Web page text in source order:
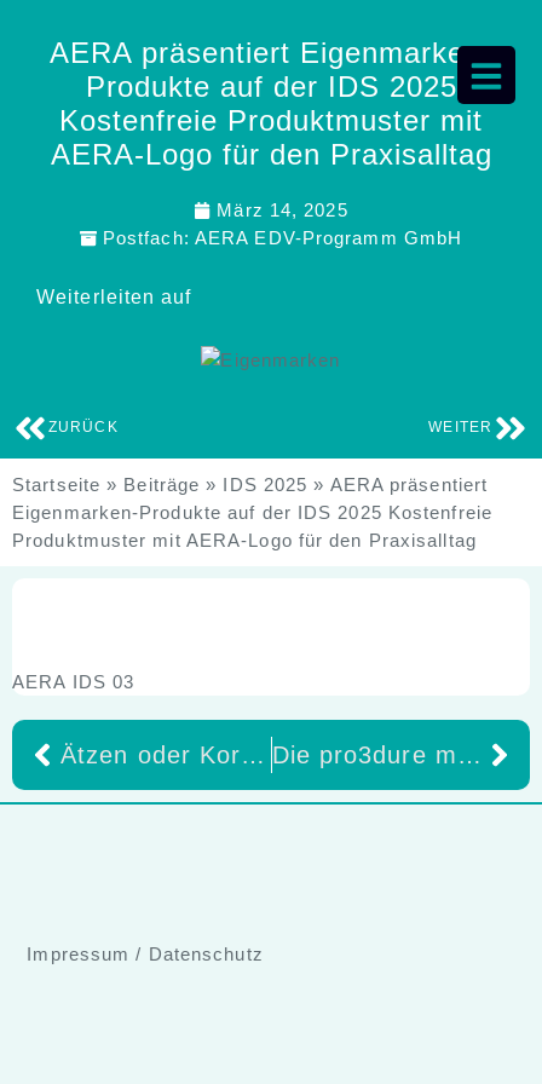
AERA präsentiert Eigenmarken-
Produkte auf der IDS 2025
Kostenfreie Produktmuster mit
AERA-Logo für den Praxisalltag
März 14, 2025
Postfach: AERA EDV-Programm GmbH
Weiterleiten auf
ZURÜCK WEITER
Startseite » Beiträge » IDS 2025 » AERA präsentiert
Eigenmarken-Produkte auf der IDS 2025 Kostenfreie
Produktmuster mit AERA-Logo für den Praxisalltag
AERA IDS 03
Ätzen oder Korundstrahlen? Auswirkungen auf die Bruchlast von Feldspatkeramik-Kronen Die pro3dure medical GmbH und Axtra3D präsentieren im Rahmen der 41. IDS in Köln ihre Kooperation
Impressum / Datenschutz